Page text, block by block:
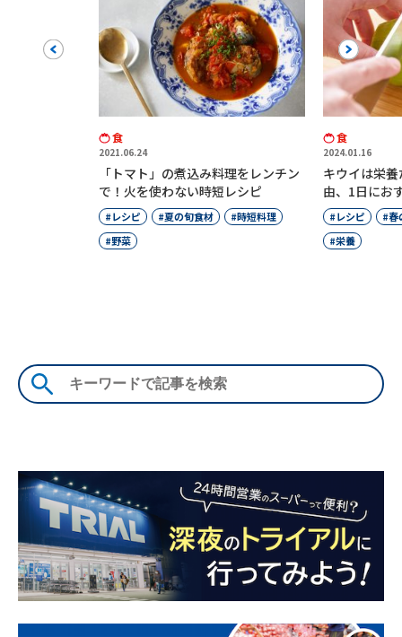
Previous
トマト」の煮込み料理をレンチン
！火を使わない時短レシピ
夏の旬食材
時短料理
キウイは栄養たっぷり！体に
由、1日におすすめの摂取量を
レシピ 春の旬食材
果物
Next